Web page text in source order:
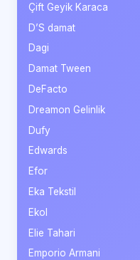
Çift Geyik Karaca
D’S damat
Dagi
Damat Tween
DeFacto
Dreamon Gelinlik
Dufy
Edwards
Efor
Eka Tekstil
Ekol
Elie Tahari
Emporio Armani